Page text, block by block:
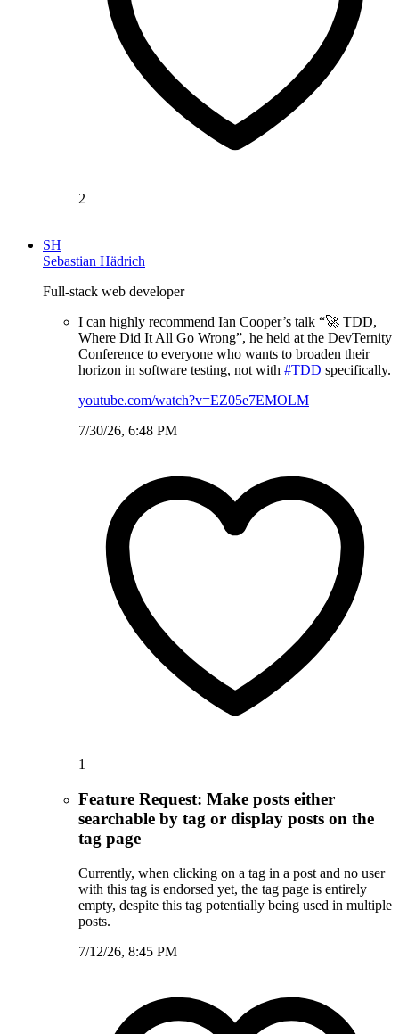
2
SH
Sebastian Hädrich
Full-stack web developer
I can highly recommend Ian Cooper’s talk “🚀 TDD,
Where Did It All Go Wrong”, he held at the DevTernity
Conference to everyone who wants to broaden their
horizon in software testing, not with #TDD specifically.
youtube.com/watch?v=EZ05e7EMOLM
7/30/26, 6:48 PM
1
Feature Request: Make posts either
searchable by tag or display posts on the
tag page
Currently, when clicking on a tag in a post and no user
with this tag is endorsed yet, the tag page is entirely
empty, despite this tag potentially being used in multiple
posts.
7/12/26, 8:45 PM